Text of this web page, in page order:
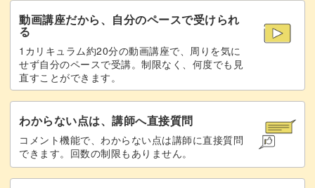
シェルパーツをのせる 30:00
転写箔を周りに貼る
ハイグロスビルダージェルを塗布する
未硬化ジェルを拭き取る
オーロラが偏光的なキラキラアート 37:17
ラップで模様を作る 37:33
動画講座だから、自分のペースで受けられ
る
1カリキュラム約20分の動画講座で、周りを気に
せず自分のペースで受講。制限なく、何度でも見
直すことができます。
わからない点は、講師へ直接質問
コメント機能で、わからない点は講師に直接質問
できます。回数の制限もありません。